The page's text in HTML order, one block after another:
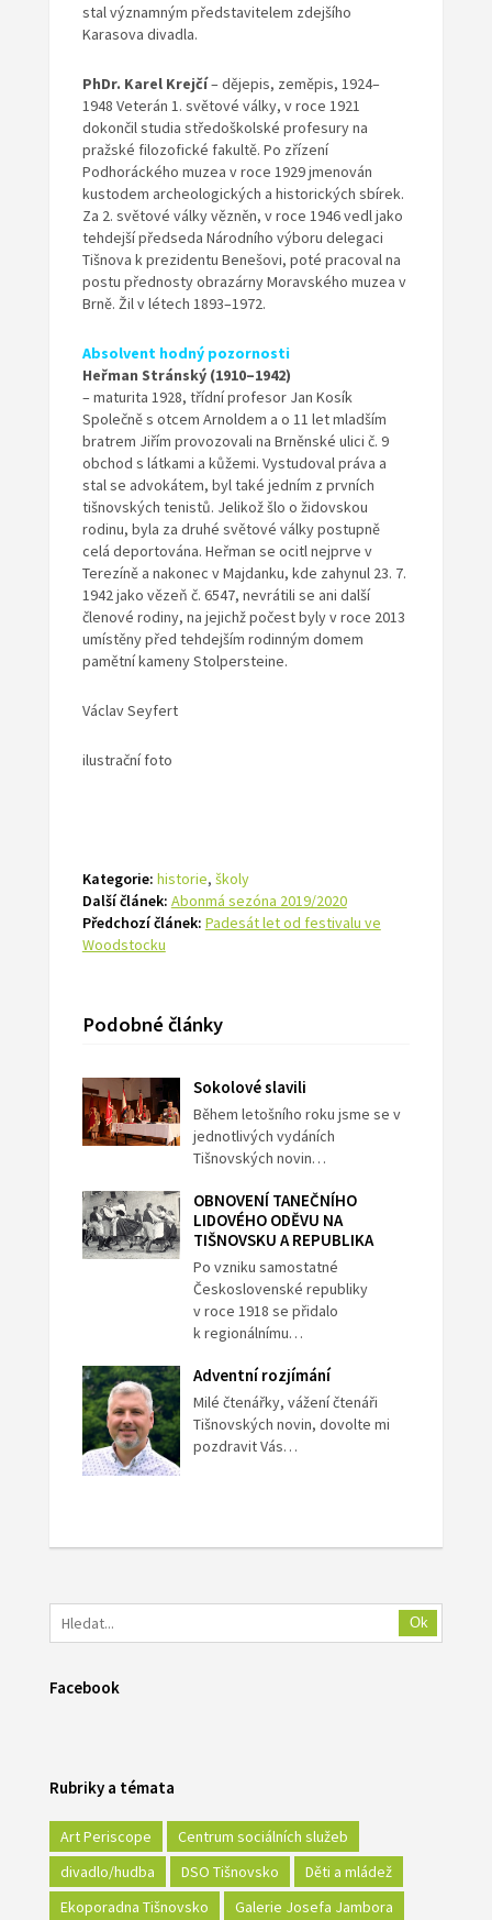
stal významným představitelem zdejšího
Karasova divadla.
PhDr. Karel Krejčí– dějepis, zeměpis, 1924–
1948 Veterán 1. světové války, v roce 1921
dokončil studia středoškolské profesury na
pražské filozofické fakultě. Po zřízení
Podhoráckého muzea v roce 1929 jmenován
kustodem archeologických a historických sbírek.
Za 2. světové války vězněn, v roce 1946 vedl jako
tehdejší předseda Národního výboru delegaci
Tišnova k prezidentu Benešovi, poté pracoval na
postu přednosty obrazárny Moravského muzea v
Brně. Žil v létech 1893–1972.
Absolvent hodný pozornosti
Heřman Stránský (1910–1942)
– maturita 1928, třídní profesor Jan Kosík
Společně s otcem Arnoldem a o 11 let mladším
bratrem Jiřím provozovali na Brněnské ulici č. 9
obchod s látkami a kůžemi. Vystudoval práva a
stal se advokátem, byl také jedním z prvních
tišnovských tenistů. Jelikož šlo o židovskou
rodinu, byla za druhé světové války postupně
celá deportována. Heřman se ocitl nejprve v
Terezíně a nakonec v Majdanku, kde zahynul 23. 7.
1942 jako vězeň č. 6547, nevrátili se ani další
členové rodiny, na jejichž počest byly v roce 2013
umístěny před tehdejším rodinným domem
pamětní kameny Stolpersteine.
Václav Seyfert
ilustrační foto
Kategorie: historie, školy
Další článek: Abonmá sezóna 2019/2020
Předchozí článek: Padesát let od festivalu ve
Woodstocku
Podobné články
Sokolové slavili
Během letošního roku jsme se v
jednotlivých vydáních
Tišnovských novin…
OBNOVENÍ TANEČNÍHO
LIDOVÉHO ODĚVU NA
TIŠNOVSKU A REPUBLIKA
Po vzniku samostatné
Československé republiky
v roce 1918 se přidalo
k regionálnímu…
Adventní rozjímání
Milé čtenářky, vážení čtenáři
Tišnovských novin, dovolte mi
pozdravit Vás…
Ok
Facebook
Rubriky a témata
Art Periscope
Centrum sociálních služeb
divadlo/hudba
DSO Tišnovsko
Děti a mládež
Ekoporadna Tišnovsko
Galerie Josefa Jambora